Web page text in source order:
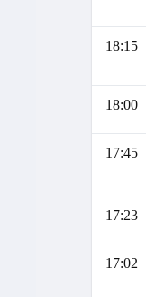
18:15
18:00
17:45
17:23
17:02